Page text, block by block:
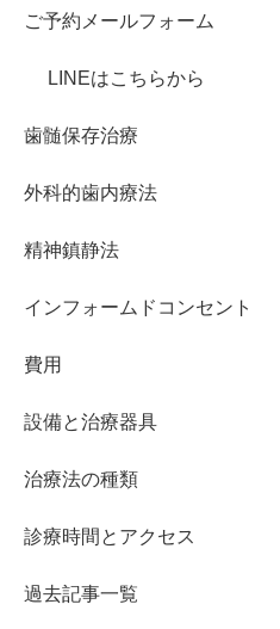
ご予約メールフォーム
LINEはこちらから
歯髄保存治療
外科的歯内療法
精神鎮静法
インフォームドコンセント
費用
設備と治療器具
治療法の種類
診療時間とアクセス
過去記事一覧